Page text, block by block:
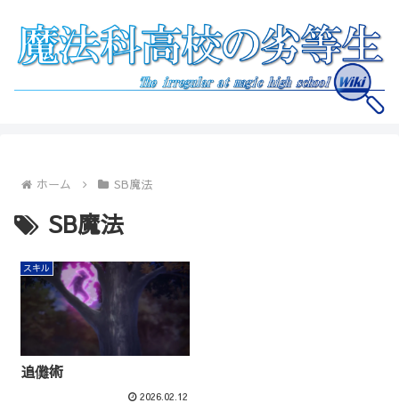
ホーム SB魔法
SB魔法
スキル
追儺術
2026.02.12